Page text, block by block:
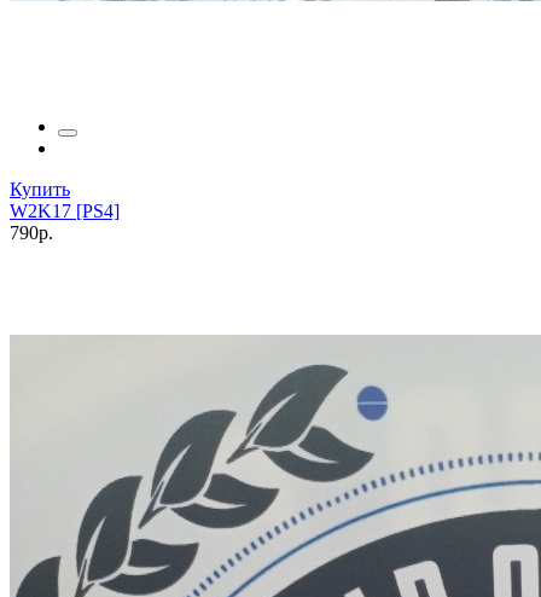
Купить
W2K17 [PS4]
790р.